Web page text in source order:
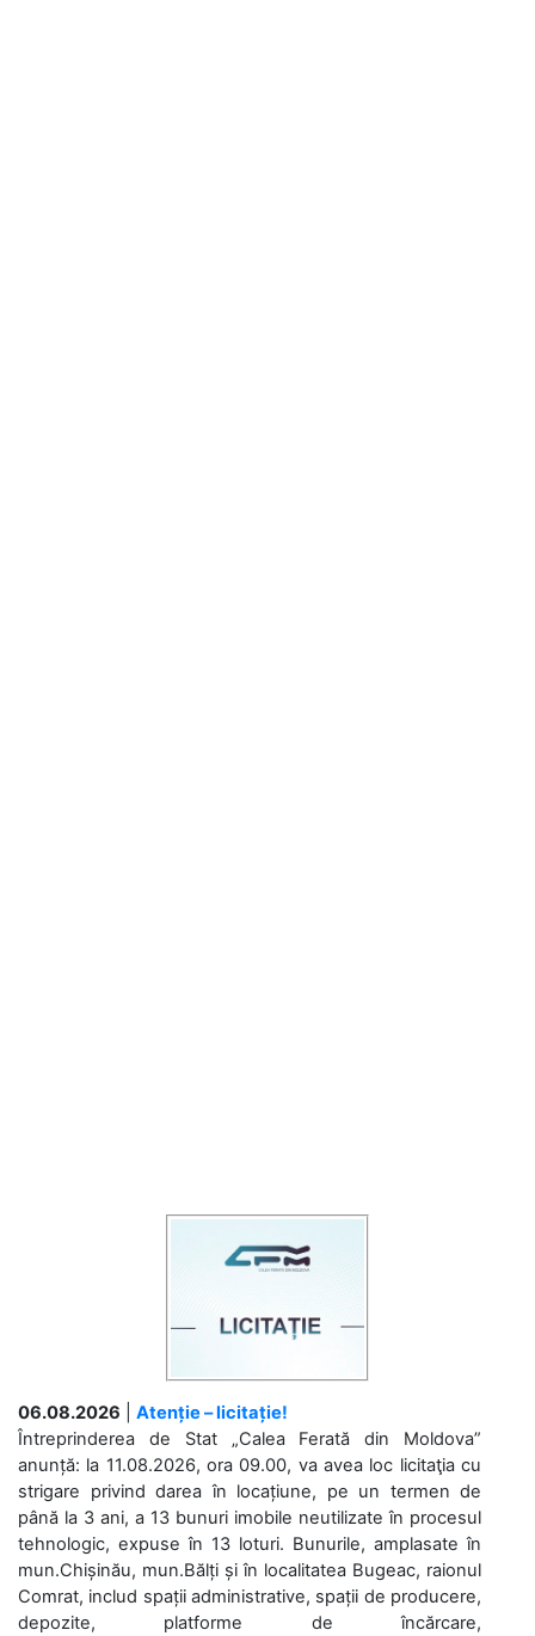
06.08.2026
Atenție – licitație!
Întreprinderea de Stat „Calea Ferată din Moldova”
anunță: la 11.08.2026, ora 09.00, va avea loc licitaţia cu
strigare privind darea în locațiune, pe un termen de
până la 3 ani, a 13 bunuri imobile neutilizate în procesul
tehnologic, expuse în 13 loturi. Bunurile, amplasate în
mun.Chișinău, mun.Bălți și în localitatea Bugeac, raionul
Comrat, includ spații administrative, spații de producere,
depozite, platforme de încărcare,